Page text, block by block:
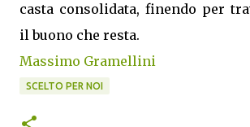
casta consolidata, finendo per
il buono che resta.
Massimo Gramellini
SCELTO PER NOI